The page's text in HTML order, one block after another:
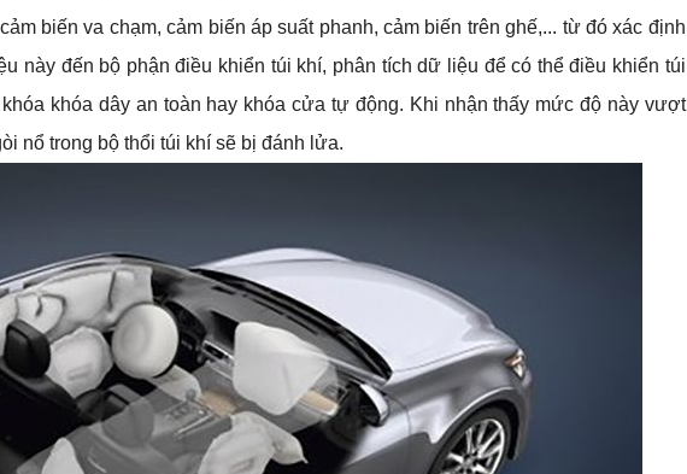
biến va chạm, cảm biến áp suất phanh, cảm biến trên ghế,... từ đó xác định
này đến bộ phận điều khiển túi khí, phân tích dữ liệu để có thể điều khiển túi
khóa dây an toàn hay khóa cửa tự động. Khi nhận thấy mức độ này vượt
nổ trong bộ thổi túi khí sẽ bị đánh lửa.